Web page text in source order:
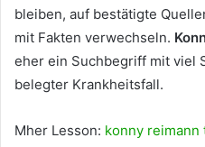
bleiben, auf bestätigte
mit Fakten verwechseln.
eher ein Suchbegriff mit viel
belegter Krankheitsfall.
Mher Lesson: konny reimann